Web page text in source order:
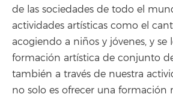
de las sociedades de todo el
actividades artísticas como el
acogiendo a niños y jóvenes, y se
formación artística de conjunto
también a través de nuestra
no solo es ofrecer una formación